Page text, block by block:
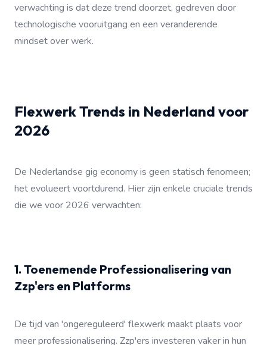
verwachting is dat deze trend doorzet, gedreven door
technologische vooruitgang en een veranderende
mindset over werk.
Flexwerk Trends in Nederland voor
2026
De Nederlandse gig economy is geen statisch fenomeen;
het evolueert voortdurend. Hier zijn enkele cruciale trends
die we voor 2026 verwachten:
1. Toenemende Professionalisering van
Zzp'ers en Platforms
De tijd van 'ongereguleerd' flexwerk maakt plaats voor
meer professionalisering. Zzp'ers investeren vaker in hun